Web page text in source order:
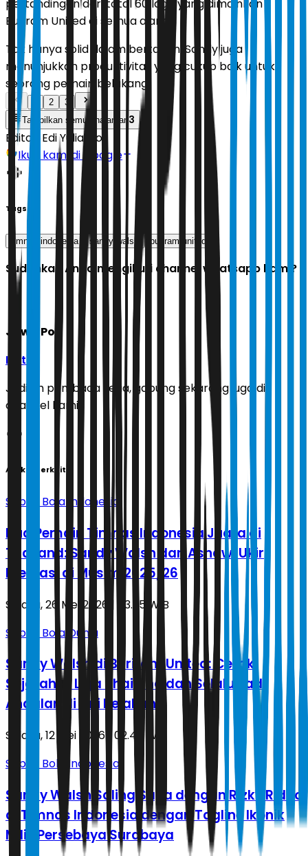
pertandingan dari total 60 laga yang dimainkan
Buriram United di semua ajang.
Tak hanya solid dalam bertahan, Sandy juga
menunjukkan produktivitas yang cukup baik untuk
seorang pemain belakang.
2
3
Tampilkan semua halaman 3
Editor: Edi Yulianto
Ikuti kami di Google
Tags
timnas indonesia sandy walsh buriram united
Sudahkah Anda mengikuti channel whatsapp kami?
Jawa Pos
Ikuti
Jadilah pembaca setia, gabung sekarang juga di
channel kami!
Artikel Terkait
Sepak Bola Indonesia
Dua Pemain Timnas Indonesia Juara di
Thailand: Sandy Walsh dan Asnawi Ukir
Prestasi di Musim 2025/26
Selasa, 26 Mei 2026 | 03.35 WIB
Sepak Bola Dunia
Sandy Walsh di Buriram United: Cetak
Sejarah di Liga Thailand dan Selalu Jadi
Andalan di Lini Belakang
Selasa, 12 Mei 2026 | 02.40 WIB
Sepak Bola Indonesia
Sandy Walsh Saling Sapa dengan Rizky Ridho
di Timnas Indonesia dengan Tagline Ikonik
Milik Persebaya Surabaya